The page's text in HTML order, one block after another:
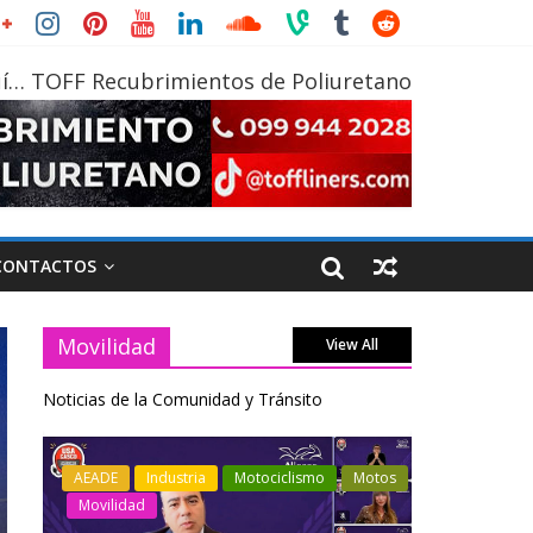
TOFF Recubrimientos de Poliuretano
Movilidad View All
Noticias de la Comunidad y Tránsito
Industria Movilidad
Transporte
Varios